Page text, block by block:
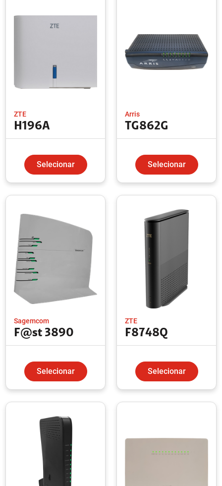
ZTE
H196A
Selecionar
Arris
TG862G
Selecionar
Sagemcom
F@st 3890
Selecionar
ZTE
F8748Q
Selecionar